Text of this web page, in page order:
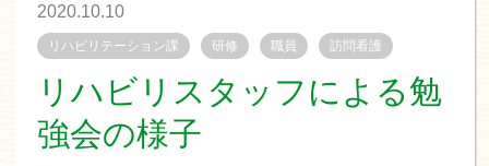
2020.10.10
リハビリテーション課 研修 職員 訪問看護
リハビリスタッフによる勉
強会の様子